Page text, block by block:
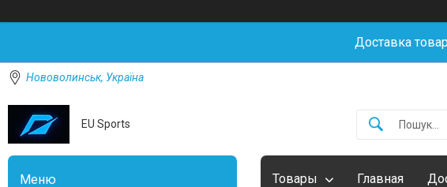
Доставка
Нововолинськ, Україна
EU Sports
Товары Главная